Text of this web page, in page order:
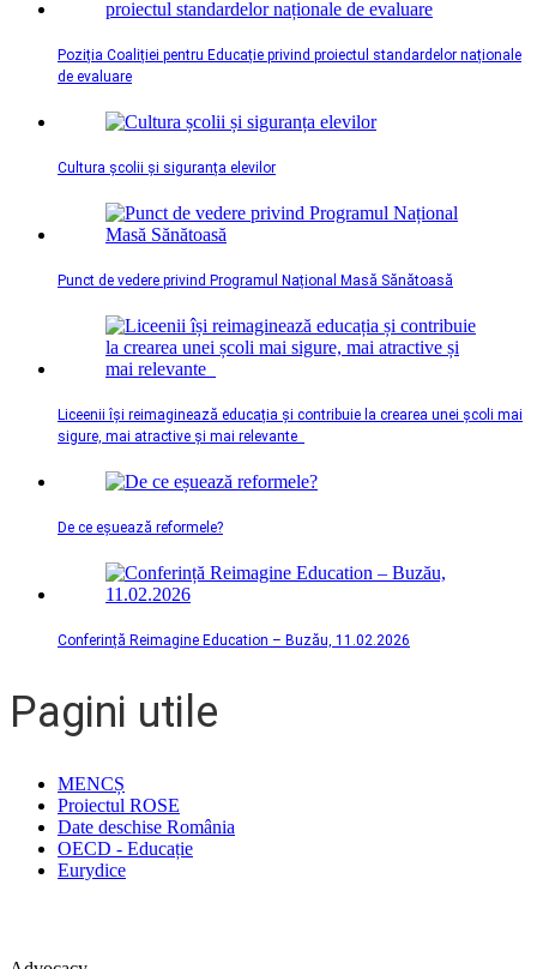
Poziția Coaliției pentru Educație privind proiectul standardelor naționale
de evaluare
Cultura școlii și siguranța elevilor
Punct de vedere privind Programul Național Masă Sănătoasă
Liceenii își reimaginează educația și contribuie la crearea unei școli mai
sigure, mai atractive și mai relevante
De ce eșuează reformele?
Conferință Reimagine Education – Buzău, 11.02.2026
Pagini utile
MENCȘ
Proiectul ROSE
Date deschise România
OECD - Educație
Eurydice